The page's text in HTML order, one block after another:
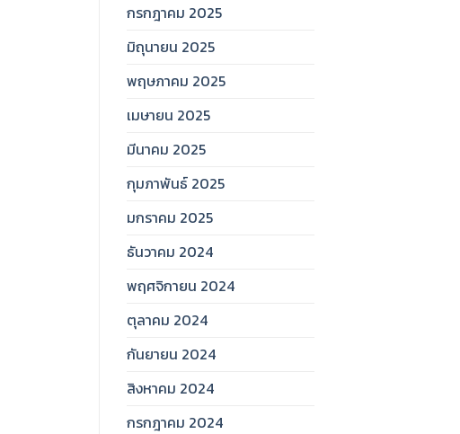
กรกฎาคม 2025
มิถุนายน 2025
พฤษภาคม 2025
เมษายน 2025
มีนาคม 2025
กุมภาพันธ์ 2025
มกราคม 2025
ธันวาคม 2024
พฤศจิกายน 2024
ตุลาคม 2024
กันยายน 2024
สิงหาคม 2024
กรกฎาคม 2024